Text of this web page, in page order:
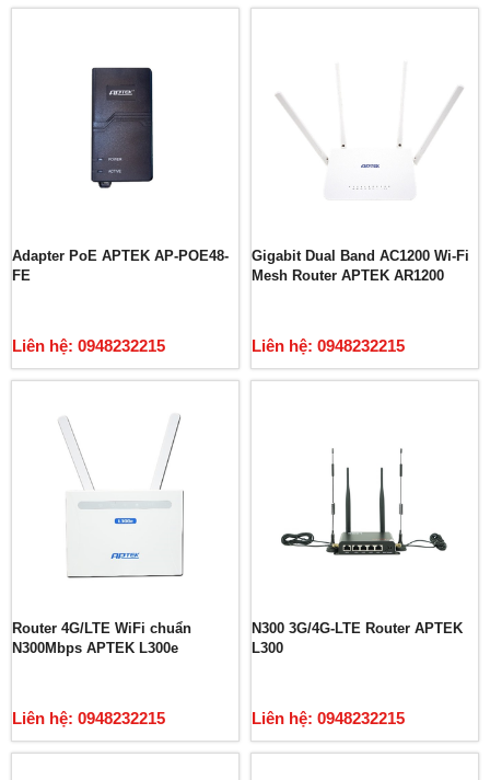
Adapter PoE APTEK AP-POE48-
FE
Liên hệ: 0948232215
Gigabit Dual Band AC1200 Wi-Fi
Mesh Router APTEK AR1200
Liên hệ: 0948232215
Router 4G/LTE WiFi chuẩn
N300Mbps APTEK L300e
Liên hệ: 0948232215
N300 3G/4G-LTE Router APTEK
L300
Liên hệ: 0948232215